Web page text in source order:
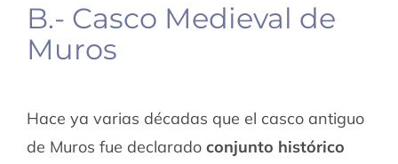
B.- Casco Medieval de
Muros
Hace ya varias décadas que el casco antiguo
de Muros fue declarado conjunto histórico